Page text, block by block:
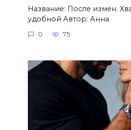
Название: После измен.
удобной Автор: Анна
0 75